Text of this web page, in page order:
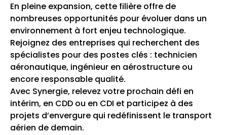
En pleine expansion, cette filière offre de
nombreuses opportunités pour évoluer dans un
environnement à fort enjeu technologique.
Rejoignez des entreprises qui recherchent des
spécialistes pour des postes clés : technicien
aéronautique, ingénieur en aérostructure ou
encore responsable qualité.
Avec Synergie, relevez votre prochain défi en
intérim, en CDD ou en CDI et participez à des
projets d’envergure qui redéfinissent le transport
aérien de demain.